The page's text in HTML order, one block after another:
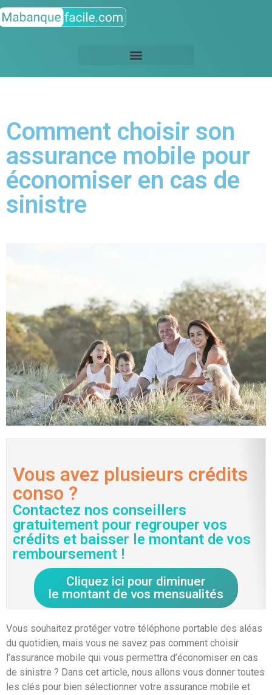
Comment choisir son
assurance mobile pour
économiser en cas de
sinistre
Vous avez plusieurs crédits
conso ?
Contactez nos conseillers
gratuitement pour regrouper vos
crédits et baisser le montant de vos
remboursement !
Cliquez ici pour diminuer
le montant de vos mensualités
Vous souhaitez protéger votre téléphone portable des aléas
du quotidien, mais vous ne savez pas comment choisir
l’assurance mobile qui vous permettra d’économiser en cas
de sinistre ? Dans cet article, nous allons vous donner toutes
les clés pour bien sélectionner votre assurance mobile et